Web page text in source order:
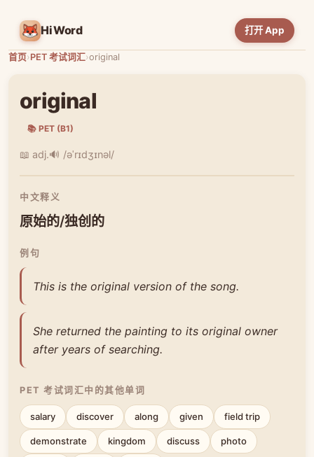
HiWord 打开 App
首页›PET 考试词汇›original
original
📚 PET (B1)
📖 adj.🔊 /əˈrɪdʒɪnəl/
中文释义
原始的/独创的
例句
This is the original version of the song.
She returned the painting to its original owner
after years of searching.
PET 考试词汇中的其他单词
salary discover along given field trip
demonstrate kingdom discuss photo